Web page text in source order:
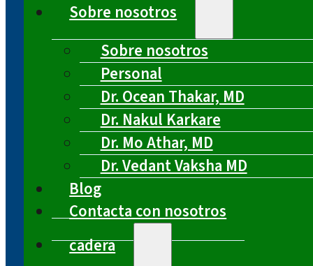
Sobre nosotros
Sobre nosotros
Personal
Dr. Ocean Thakar, MD
Dr. Nakul Karkare
Dr. Mo Athar, MD
Dr. Vedant Vaksha MD
Blog
Contacta con nosotros
cadera